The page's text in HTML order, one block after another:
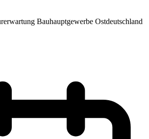
Bauhauptgewerbe Ostdeutschland